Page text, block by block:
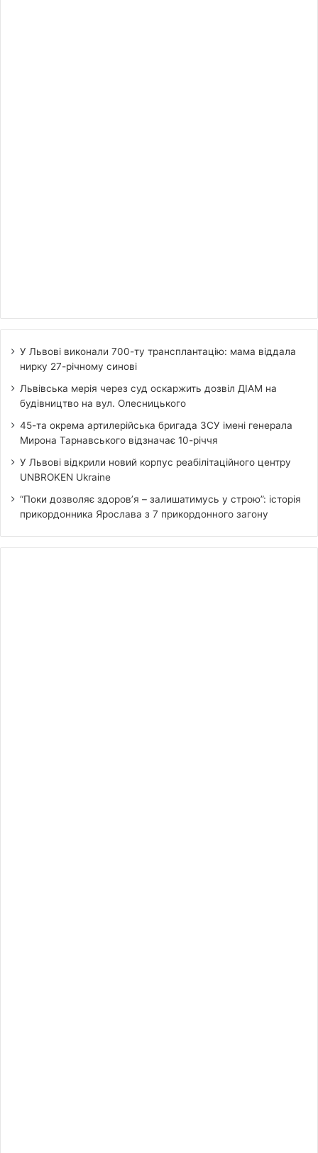
У Львові виконали 700-ту трансплантацію: мама віддала
нирку 27-річному синові
Львівська мерія через суд оскаржить дозвіл ДІАМ на
будівництво на вул. Олесницького
45-та окрема артилерійська бригада ЗСУ імені генерала
Мирона Тарнавського відзначає 10-річчя
У Львові відкрили новий корпус реабілітаційного центру
UNBROKEN Ukraine
“Поки дозволяє здоров’я – залишатимусь у строю”: історія
прикордонника Ярослава з 7 прикордонного загону